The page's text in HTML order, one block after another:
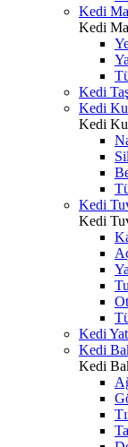
Kedi
Kedi
Kedi
Kedi
Kedi
Kedi
Kedi
Kedi
Kedi
Kedi